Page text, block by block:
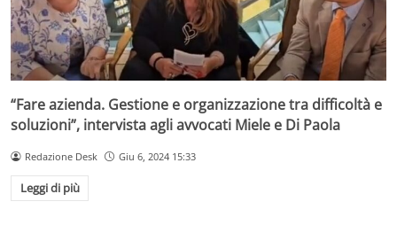
“Fare azienda. Gestione e organizzazione tra difficoltà e
soluzioni”, intervista agli avvocati Miele e Di Paola
Redazione Desk Giu 6, 2024 15:33
Leggi di più